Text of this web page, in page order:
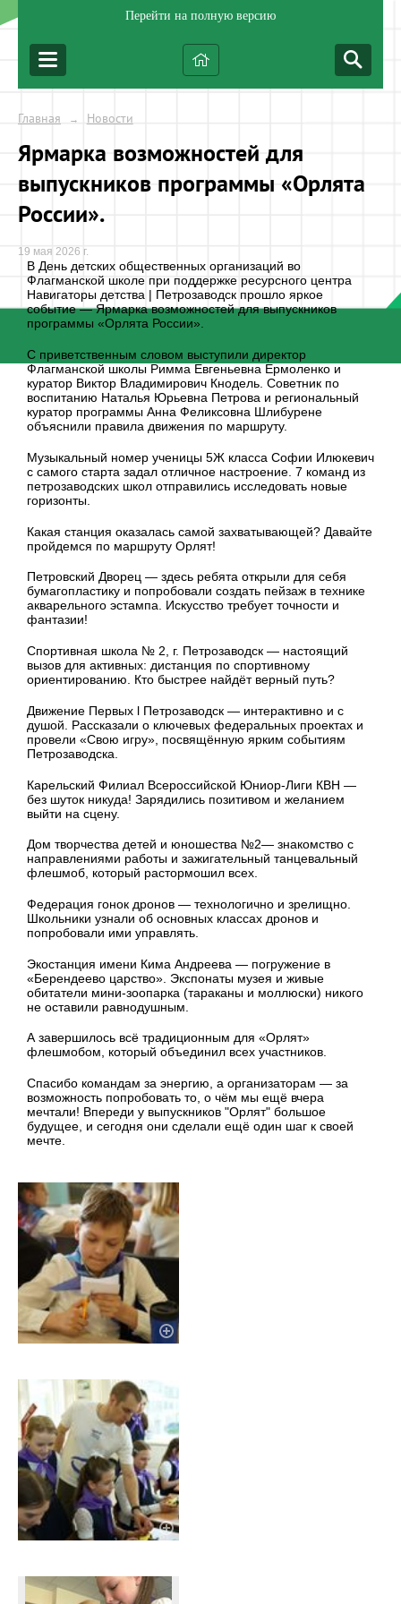
Перейти на полную версию
Главная → Новости
Ярмарка возможностей для
выпускников программы «Орлята
России».
19 мая 2026 г.
В День детских общественных организаций во
Флагманской школе при поддержке ресурсного центра
Навигаторы детства | Петрозаводск прошло яркое
событие — Ярмарка возможностей для выпускников
программы «Орлята России».
С приветственным словом выступили директор
Флагманской школы Римма Евгеньевна Ермоленко и
куратор Виктор Владимирович Кнодель. Советник по
воспитанию Наталья Юрьевна Петрова и региональный
куратор программы Анна Феликсовна Шлибурене
объяснили правила движения по маршруту.
Музыкальный номер ученицы 5Ж класса Софии Илюкевич
с самого старта задал отличное настроение. 7 команд из
петрозаводских школ отправились исследовать новые
горизонты.
Какая станция оказалась самой захватывающей? Давайте
пройдемся по маршруту Орлят!
Петровский Дворец — здесь ребята открыли для себя
бумагопластику и попробовали создать пейзаж в технике
акварельного эстампа. Искусство требует точности и
фантазии!
Спортивная школа № 2, г. Петрозаводск — настоящий
вызов для активных: дистанция по спортивному
ориентированию. Кто быстрее найдёт верный путь?
Движение Первых l Петрозаводск — интерактивно и с
душой. Рассказали о ключевых федеральных проектах и
провели «Свою игру», посвящённую ярким событиям
Петрозаводска.
Карельский Филиал Всероссийской Юниор-Лиги КВН —
без шуток никуда! Зарядились позитивом и желанием
выйти на сцену.
Дом творчества детей и юношества №2— знакомство с
направлениями работы и зажигательный танцевальный
флешмоб, который растормошил всех.
Федерация гонок дронов — технологично и зрелищно.
Школьники узнали об основных классах дронов и
попробовали ими управлять.
Экостанция имени Кима Андреева — погружение в
«Берендеево царство». Экспонаты музея и живые
обитатели мини-зоопарка (тараканы и моллюски) никого
не оставили равнодушным.
А завершилось всё традиционным для «Орлят»
флешмобом, который объединил всех участников.
Спасибо командам за энергию, а организаторам — за
возможность попробовать то, о чём мы ещё вчера
мечтали! Впереди у выпускников "Орлят" большое
будущее, и сегодня они сделали ещё один шаг к своей
мечте.